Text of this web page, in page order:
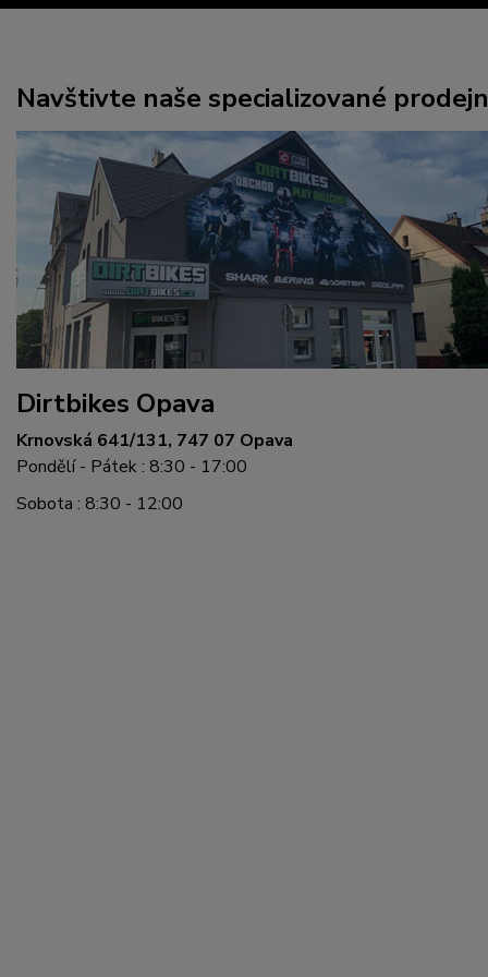
Navštivte naše specializované
Dirtbikes Opava
Krnovská 641/131, 747 07 Opava
Pondělí - Pátek : 8:30 - 17:00
Sobota : 8:30 - 12:00